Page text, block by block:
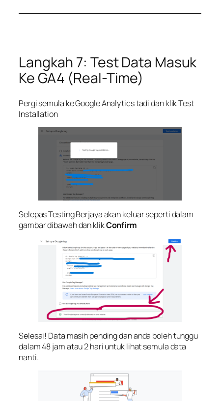
Langkah 7: Test Data Masuk
Ke GA4 (Real-Time)
Pergi semula ke Google Analytics tadi dan klik Test
Installation
Selepas Testing Berjaya akan keluar seperti dalam
gambar dibawah dan klikConfirm
Selesai! Data masih pending dan anda boleh tunggu
dalam 48 jam atau 2 hari untuk lihat semula data
nanti.